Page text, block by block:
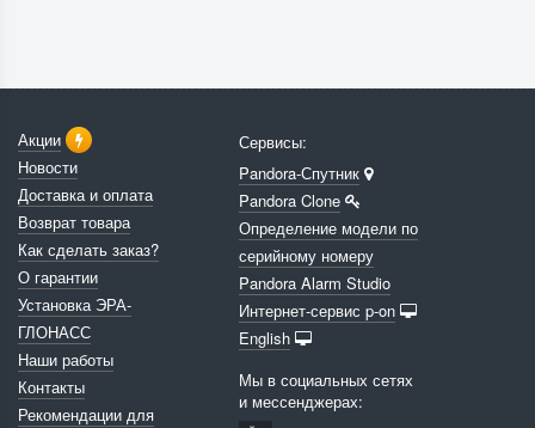
Акции
Новости
Доставка и оплата
Возврат товара
Как сделать заказ?
О гарантии
Установка ЭРА-
ГЛОНАСС
Наши работы
Контакты
Рекомендации для
Сервисы:
Pandora-Спутник
Pandora Clone
Определение модели по
серийному номеру
Pandora Alarm Studio
Интернет-сервис p-on
English
Мы в социальных сетях
и мессенджерах: